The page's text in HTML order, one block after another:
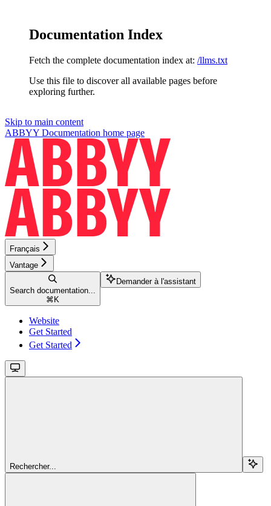
Documentation Index
Fetch the complete documentation index at: /llms.txt
Use this file to discover all available pages before
exploring further.
Skip to main content
ABBYY Documentation home page
Français
Vantage
Search documentation...
⌘ K
Demander à l'assistant
Website
Get Started
Get Started
Rechercher...